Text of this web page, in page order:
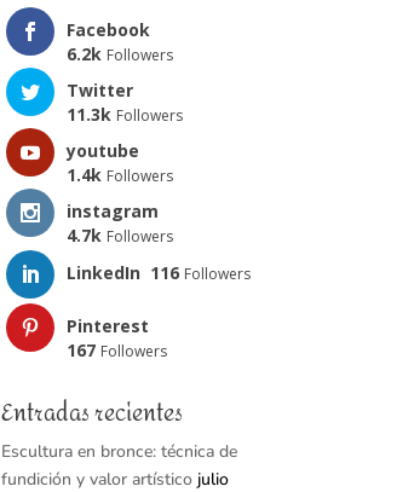
Facebook
6.2k Followers
Twitter
11.3k Followers
youtube
1.4k Followers
instagram
4.7k Followers
LinkedIn 116 Followers
Pinterest
167 Followers
Entradas recientes
Escultura en bronce: técnica de
fundición y valor artístico julio